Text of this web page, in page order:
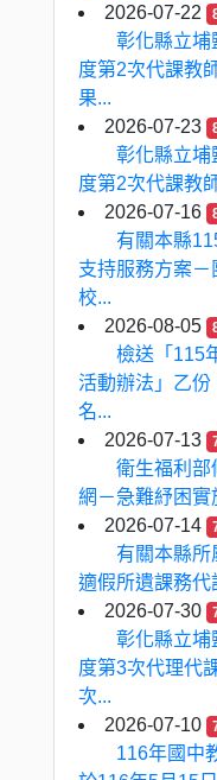
2026-07-22
彰化縣立埔
度第2次代課教
果...
2026-07-23
彰化縣立埔
度第2次代課教
2026-07-16
有關本縣
支持服務方案
校...
2026-08-05
檢送「115
活動辦法」乙份
名...
2026-07-13
衛生福利部
網－急難紓困實
2026-07-14
有關本縣所
適假所遺課務代
2026-07-30
彰化縣立埔
度第3次代理代
次...
2026-07-10
116年國中